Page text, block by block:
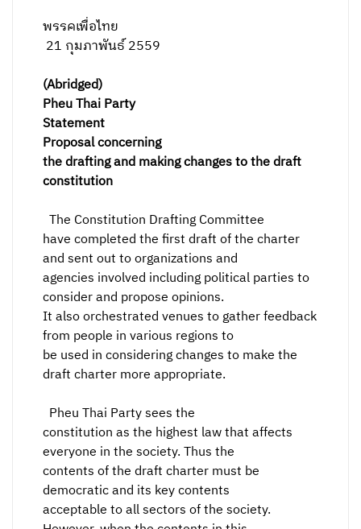
พรรคเพื่อไทย
21 กุมภาพันธ์ 2559
(Abridged)
Pheu Thai Party
Statement
Proposal concerning
the drafting and making changes to the draft
constitution
The Constitution Drafting Committee
have completed the first draft of the charter
and sent out to organizations and
agencies involved including political parties to
consider and propose opinions.
It also orchestrated venues to gather feedback
from people in various regions to
be used in considering changes to make the
draft charter more appropriate.
Pheu Thai Party sees the
constitution as the highest law that affects
everyone in the society. Thus the
contents of the draft charter must be
democratic and its key contents
acceptable to all sectors of the society.